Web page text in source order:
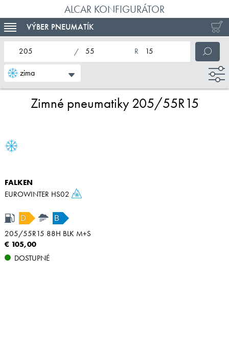
ALCAR KONFIGURÁTOR
TOGGLE NAVIGATION
VÝBER PNEUMATÍK
zima
nominálna šírka pneumatiky
profil pneumatiky
nominálny priemer pneumatiky
Zimné pneumatiky 205/55R15
FALKEN
EUROWINTER HS02
D B
205/55R15 88H BLK M+S
€ 105,00
DOSTUPNÉ